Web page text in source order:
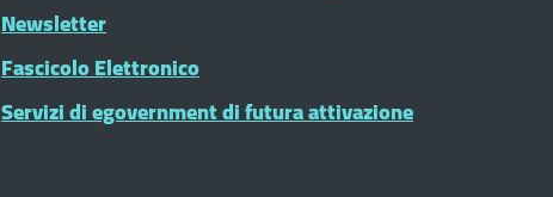
Newsletter
Fascicolo Elettronico
Servizi di egovernment di futura attivazione